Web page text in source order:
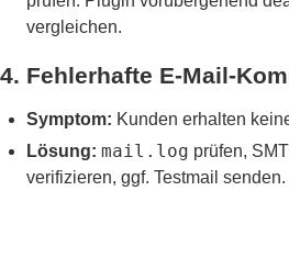
vergleichen.
4. Fehlerhafte E-Mail-
Symptom: Kunden erhalten
Lösung: mail.log prüfen,
verifizieren, ggf. Testmail senden.